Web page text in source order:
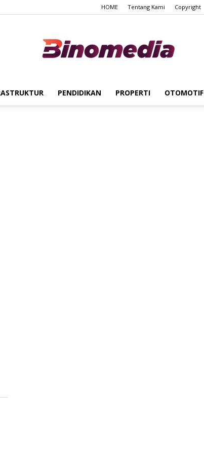
HOME Tentang Kami Copyright
PENDIDIKAN PROPERTI OTOMOTIF